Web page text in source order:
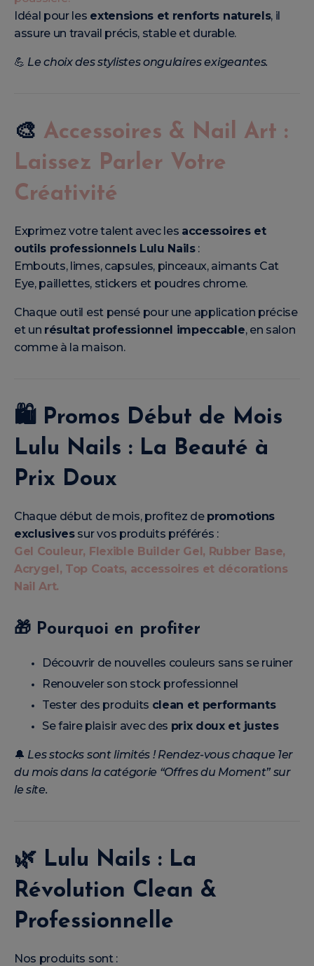
Idéal pour les extensions et renforts naturels, il
assure un travail précis, stable et durable.
💪 Le choix des stylistes ongulaires exigeantes.
🎨 Accessoires & Nail Art :
Laissez Parler Votre
Créativité
Exprimez votre talent avec les accessoires et
outils professionnels Lulu Nails:
Embouts, limes, capsules, pinceaux, aimants Cat
Eye, paillettes, stickers et poudres chrome.
Chaque outil est pensé pour une application précise
et un résultat professionnel impeccable, en salon
comme à la maison.
🛍️ Promos Début de Mois
Lulu Nails : La Beauté à
Prix Doux
Chaque début de mois, profitez de promotions
exclusivessur vos produits préférés :
Gel Couleur, Flexible Builder Gel, Rubber Base,
Acrygel, Top Coats, accessoires et décorations
Nail Art.
🎁 Pourquoi en profiter
Découvrir de nouvelles couleurs sans se ruiner
Renouveler son stock professionnel
Tester des produits clean et performants
Se faire plaisir avec des prix doux et justes
🔔 Les stocks sont limités ! Rendez-vous chaque 1er
du mois dans la catégorie “Offres du Moment” sur
le site.
🌿 Lulu Nails : La
Révolution Clean &
Professionnelle
Nos produits sont :